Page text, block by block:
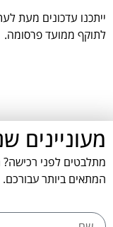
ייתכנו עדכונים מעת
לתוקף ממועד פרסומה.
מעוניינים
מתלבטים לפני רכישה?
המתאים ביותר עבורכם.